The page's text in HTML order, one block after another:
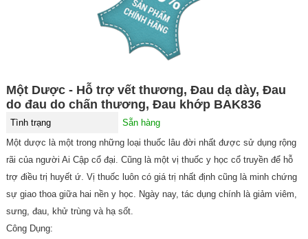
Một Dược - Hỗ trợ vết thương, Ðau dạ dày, Ðau
do đau do chấn thương, Đau khớp BAK836
Tình trạng
Sẵn hàng
Một dược là một trong những loại thuốc lâu đời nhất được sử dụng rộng
rãi của người Ai Cập cổ đại. Cũng là một vị thuốc y học cổ truyền để hỗ
trợ điều trị huyết ứ. Vị thuốc luôn có giá trị nhất định cũng là minh chứng
sự giao thoa giữa hai nền y học. Ngày nay, tác dụng chính là giảm viêm,
sưng, đau, khử trùng và hạ sốt.
Công Dụng: